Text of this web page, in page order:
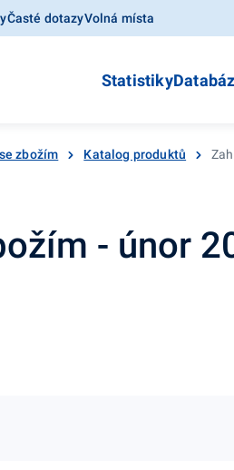
Časté dotazyVolná místa
Statistiky
zbožím Katalog produktů
- únor